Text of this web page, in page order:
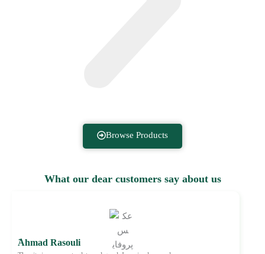
Browse Products
What our dear customers say about us
َAhmad Rasouli